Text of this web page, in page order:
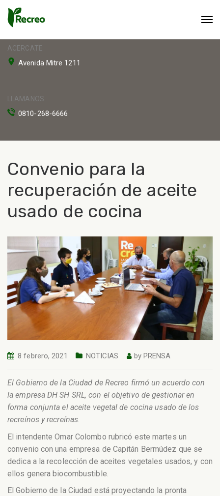
ACERCATE
Avenida Mitre 1211
LLAMANOS
0810-268-6666
Convenio para la
recuperación de aceite
usado de cocina
8 febrero, 2021 NOTICIAS by PRENSA
El Gobierno de la Ciudad de Recreo firmó un acuerdo con
la empresa DH SH SRL, con el objetivo de gestionar en
forma conjunta el aceite vegetal de cocina usado de los
recreínos y recreínas.
El intendente Omar Colombo rubricó este martes un
convenio con una empresa de Capitán Bermúdez que se
dedica a la recolección de aceites vegetales usados, y con
ellos genera biocombustible.
El Gobierno de la Ciudad está proyectando la pronta